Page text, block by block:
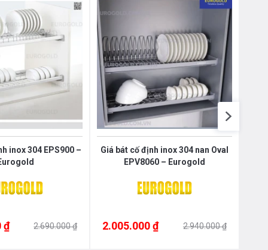
inox 304 EPS900 –
₫ 2.690.000 ₫
Giá bát cố định inox 304 nan Oval
EPV8060 – Eurogold
2.005.000 ₫ 2.940.000 ₫